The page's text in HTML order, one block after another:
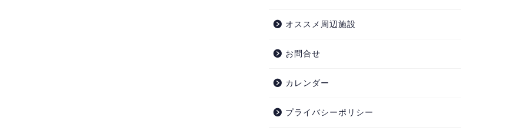
オススメ周辺施設
お問合せ
カレンダー
プライバシーポリシー